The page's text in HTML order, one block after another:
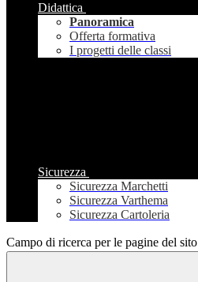
Didattica
Panoramica
Offerta formativa
I progetti delle classi
Sicurezza
Sicurezza Marchetti
Sicurezza Varthema
Sicurezza Cartoleria
Campo di ricerca per le pagine del sito